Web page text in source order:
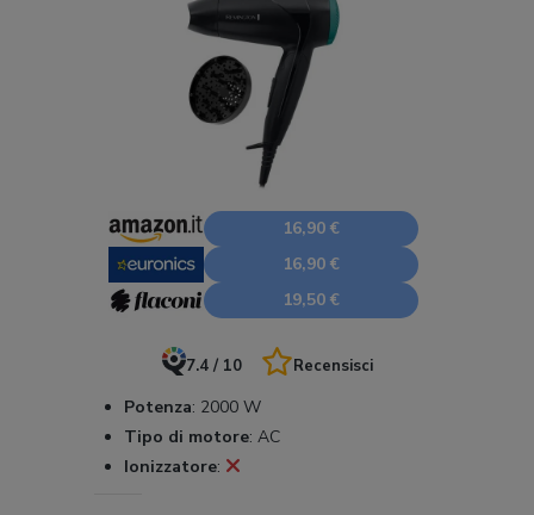
16,90 €
16,90 €
19,50 €
7.4 / 10 Recensisci
Potenza: 2000 W
Tipo di motore: AC
Ionizzatore: